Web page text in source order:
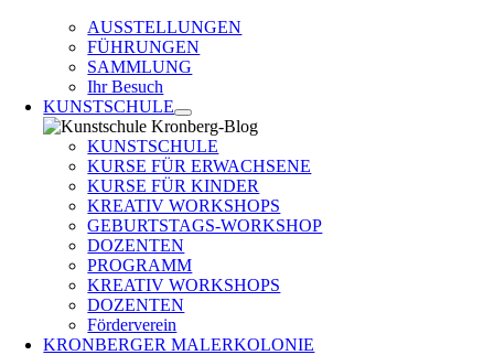
AUSSTELLUNGEN
FÜHRUNGEN
SAMMLUNG
Ihr Besuch
KUNSTSCHULE
KUNSTSCHULE
KURSE FÜR ERWACHSENE
KURSE FÜR KINDER
KREATIV WORKSHOPS
GEBURTSTAGS-WORKSHOP
DOZENTEN
PROGRAMM
KREATIV WORKSHOPS
DOZENTEN
Förderverein
KRONBERGER MALERKOLONIE